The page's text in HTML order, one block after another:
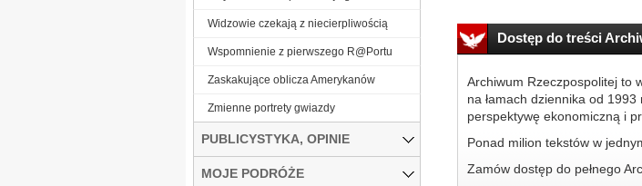
Dostęp do treści
Archiwum Rzeczpospolitej to
na łamach dziennika od
perspektywę ekonomiczną i
Ponad milion tekstów w
Zamów dostęp do pełnego
Widzowie czekają z niecierpliwością
Wspomnienie z pierwszego R@Portu
Zaskakujące oblicza Amerykanów
Zmienne portrety gwiazdy
PUBLICYSTYKA, OPINIE
MOJE PODRÓŻE